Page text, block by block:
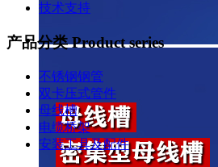
技术支持
产品分类 Product series
不锈钢钢管
双卡压式管件
母线槽
电缆桥架
安装工具及配件